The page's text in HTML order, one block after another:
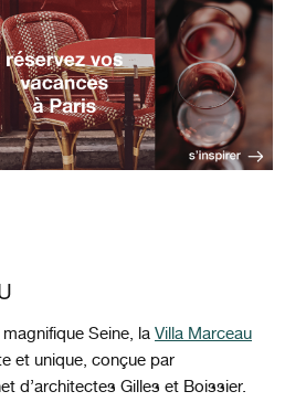
Seine, la Villa Marceau
et unique, conçue par
d’architectes Gilles et Boissier.